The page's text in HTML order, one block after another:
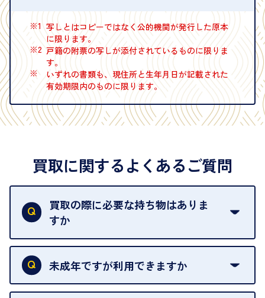
※1 写しとはコピーではなく公的機関が発行した原本
に限ります。
※2 戸籍の附票の写しが添付されているものに限りま
す。
※
いずれの書類も、現住所と生年月日が記載された
有効期限内のものに限ります。
買取に関するよくあるご質問
買取の際に必要な持ち物はありま
すか
本人確認書類をご用意ください。ご利用になれる書
類はこちらをご確認ください。
未成年ですが利用できますか
18歳未満の方は、保護者の同意があってもご利用い